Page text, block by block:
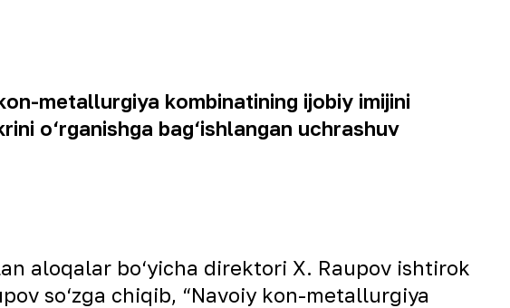
metallurgiya kombinatining ijobiy imijini
o‘rganishga bag‘ishlangan uchrashuv
aloqalar bo‘yicha direktori X. Raupov ishtirok
so‘zga chiqib, “Navoiy kon-metallurgiya